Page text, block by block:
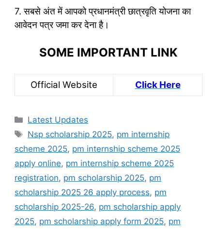
7. सबसे अंत में आपको प्रधानमंत्री छात्रवृति योजना का
आवेदन पत्र जमा कर देना है।
SOME IMPORTANT LINK
Official Website Click Here
Categories
Latest Updates
Tags
Nsp scholarship 2025, pm internship
scheme 2025, pm internship scheme 2025
apply online, pm internship scheme 2025
registration, pm scholarship 2025, pm
scholarship 2025 26 apply process, pm
scholarship 2025-26, pm scholarship apply
2025, pm scholarship apply form 2025, pm